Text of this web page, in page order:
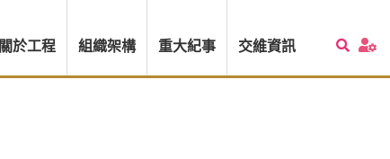
關於工程 組織架構 重大紀事 交維資訊